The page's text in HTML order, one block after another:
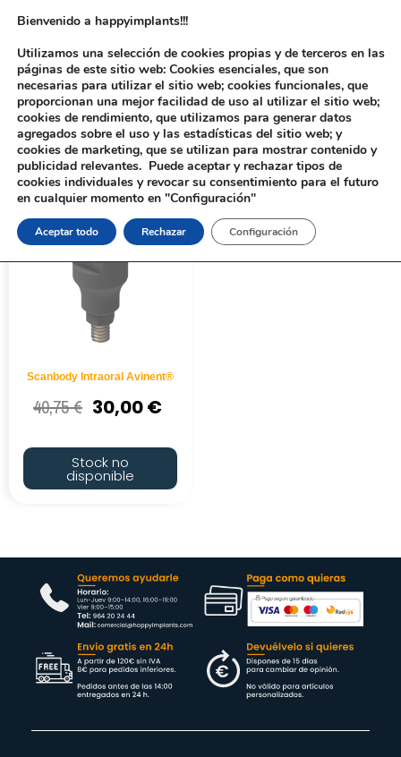
Inicio/ Productos etiquetados “310421”
Scanbody Intraoral Avinent®
40,75€ 30,00€
Stock no
disponible
Bienvenido a happyimplants!!!
Utilizamos una selección de cookies propias y de terceros en las
páginas de este sitio web: Cookies esenciales, que son
necesarias para utilizar el sitio web; cookies funcionales, que
proporcionan una mejor facilidad de uso al utilizar el sitio web;
cookies de rendimiento, que utilizamos para generar datos
agregados sobre el uso y las estadísticas del sitio web; y
cookies de marketing, que se utilizan para mostrar contenido y
publicidad relevantes. Puede aceptar y rechazar tipos de
cookies individuales y revocar su consentimiento para el futuro
en cualquier momento en "Configuración"
Aceptar todo Rechazar Configuración